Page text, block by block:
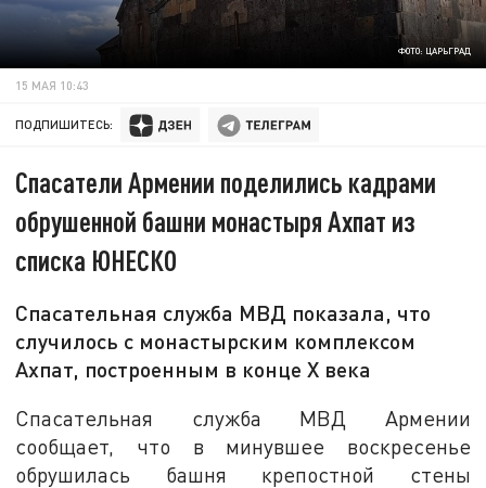
ФОТО: ЦАРЬГРАД
15 МАЯ 10:43
ПОДПИШИТЕСЬ:
Спасатели Армении поделились кадрами
обрушенной башни монастыря Ахпат из
списка ЮНЕСКО
Спасательная служба МВД показала, что
случилось с монастырским комплексом
Ахпат, построенным в конце X века
Спасательная служба МВД Армении
сообщает, что в минувшее воскресенье
обрушилась башня крепостной стены